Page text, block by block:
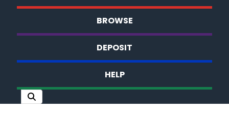
BROWSE
DEPOSIT
HELP